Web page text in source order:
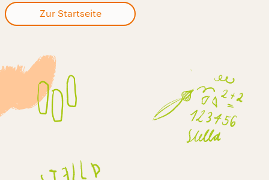
Zur Startseite